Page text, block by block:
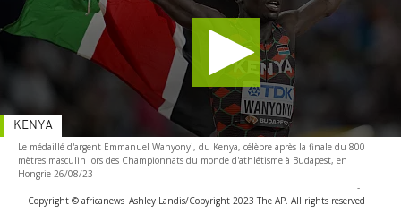
Le médaillé d'argent Emmanuel Wanyonyi, du Kenya, célèbre après la finale du 800
mètres masculin lors des Championnats du monde d'athlétisme à Budapest, en
Hongrie 26/08/23
-
Copyright © africanews Ashley Landis/Copyright 2023 The AP. All rights reserved
KENYA